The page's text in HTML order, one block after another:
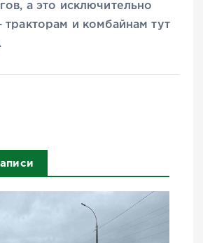
а это исключительно
и комбайнам тут